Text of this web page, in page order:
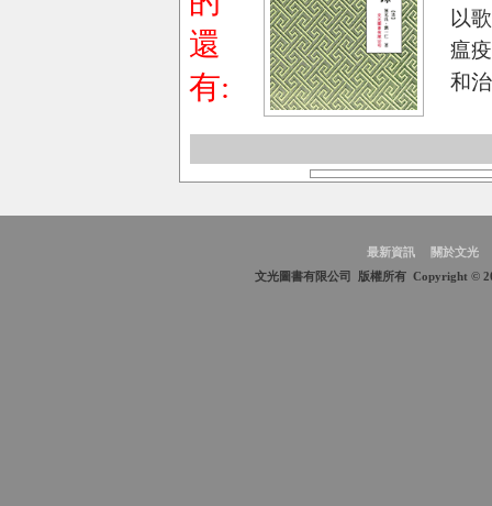
還
有:
以
瘟
和
最新資訊
關於文光
文光圖書有限公司 版權所有 Copyright ©